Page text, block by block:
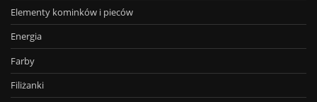
Elementy kominków i pieców
Energia
Farby
Filiżanki